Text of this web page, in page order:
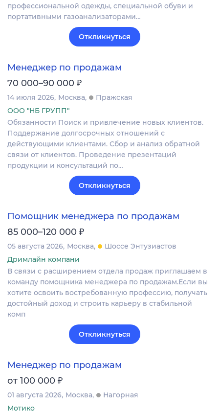
профессиональной одежды, специальной обуви и
портативными газоанализаторами…
Откликнуться
Менеджер по продажам
70 000–90 000 ₽
14 июля 2026 Москва
Пражская
ООО "НБ ГРУПП"
Обязанности Поиск и привлечение новых клиентов.
Поддержание долгосрочных отношений с
действующими клиентами. Сбор и анализ обратной
связи от клиентов. Проведение презентаций
продукции и консультаций по…
Откликнуться
Помощник менеджера по продажам
85 000–120 000 ₽
05 августа 2026 Москва
Шоссе Энтузиастов
Дримлайн компани
В связи с расширением отдела продаж приглашаем в
команду помощника менеджера по продажам.Если вы
хотите освоить востребованную профессию, получать
достойный доход и строить карьеру в стабильной
комп
Откликнуться
Менеджер по продажам
от 100 000 ₽
01 августа 2026 Москва
Нагорная
Мотико